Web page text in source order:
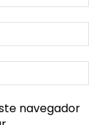
navegador